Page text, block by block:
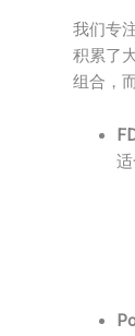
我们专
积累了
组合，